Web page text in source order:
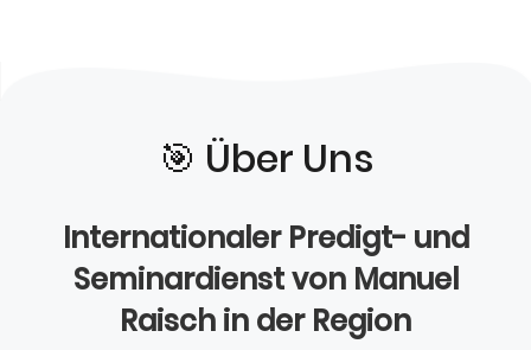
🎯️ Über Uns
Internationaler Predigt- und
Seminardienst von Manuel
Raisch in der Region